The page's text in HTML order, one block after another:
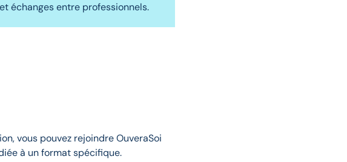
échanges entre professionnels.
vous pouvez rejoindre OuveraSoi
à un format spécifique.